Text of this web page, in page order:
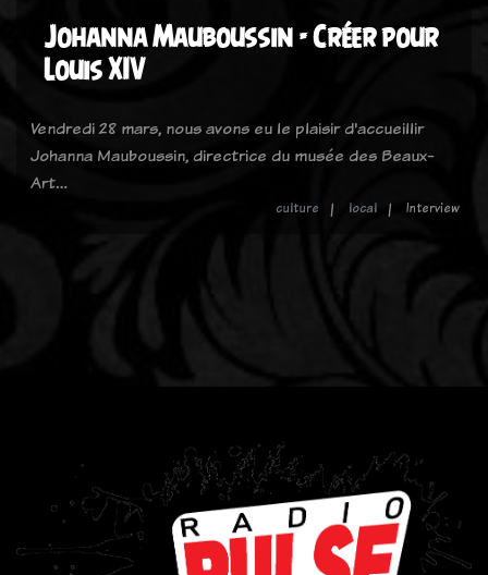
Johanna Mauboussin - Créer pour
Louis XIV
Vendredi 28 mars, nous avons eu le plaisir d'accueillir
Johanna Mauboussin, directrice du musée des Beaux-
Art…
culture local Interview